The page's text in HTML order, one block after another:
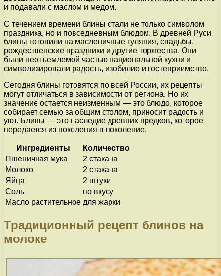
и подавали с маслом и медом.
С течением времени блины стали не только символом
праздника, но и повседневным блюдом. В древней Руси
блины готовили на масленичные гуляния, свадьбы,
рождественские праздники и другие торжества. Они
были неотъемлемой частью национальной кухни и
символизировали радость, изобилие и гостеприимство.
Сегодня блины готовятся по всей России, их рецепты
могут отличаться в зависимости от региона. Но их
значение остается неизменным — это блюдо, которое
собирает семью за общим столом, приносит радость и
уют. Блины — это наследие древних предков, которое
передается из поколения в поколение.
Ингредиенты
Количество
Пшеничная мука
2 стакана
Молоко
2 стакана
Яйца
2 штуки
Соль
по вкусу
Масло растительное для жарки
Традиционный рецепт блинов на
молоке